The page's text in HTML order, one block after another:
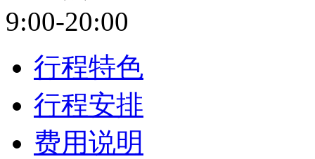
9:00-20:00
行程特色
行程安排
费用说明